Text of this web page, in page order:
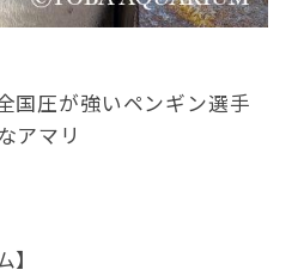
国圧が強いペンギン選手
アマリ